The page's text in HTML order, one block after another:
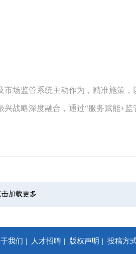
场监管系统主动作为，精准施策
战略深度融合，通过“服务赋能+监
击加载更多
我们 人才招聘 版权声明 投稿方